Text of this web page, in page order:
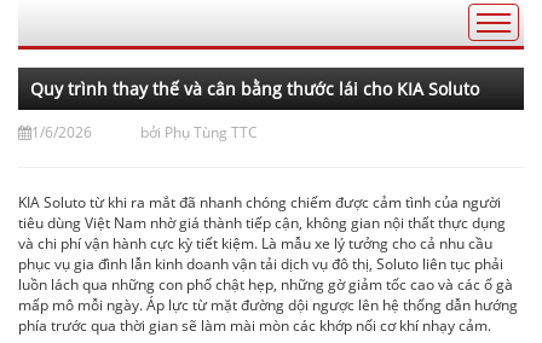
AutoPart
Quy trình thay thế và cân bằng thước lái cho KIA Soluto
1/6/2026 bởi Phụ Tùng TTC
KIA Soluto từ khi ra mắt đã nhanh chóng chiếm được cảm tình của người
tiêu dùng Việt Nam nhờ giá thành tiếp cận, không gian nội thất thực dụng
và chi phí vận hành cực kỳ tiết kiệm. Là mẫu xe lý tưởng cho cả nhu cầu
phục vụ gia đình lẫn kinh doanh vận tải dịch vụ đô thị, Soluto liên tục phải
luồn lách qua những con phố chật hẹp, những gờ giảm tốc cao và các ổ gà
mấp mô mỗi ngày. Áp lực từ mặt đường dội ngược lên hệ thống dẫn hướng
phía trước qua thời gian sẽ làm mài mòn các khớp nối cơ khí nhạy cảm.